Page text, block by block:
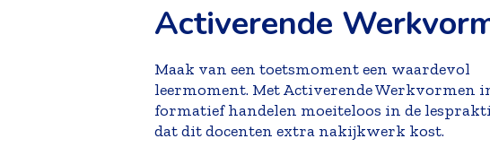
Activerende
Maak van een toetsmoment een waardevol
leermoment. Met Activerende Werkvormen
formatief handelen moeiteloos in de
dat dit docenten extra nakijkwerk kost.